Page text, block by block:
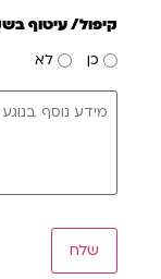
קיפול/ עיטוף
כן לא
מידע
נוסף
שלח